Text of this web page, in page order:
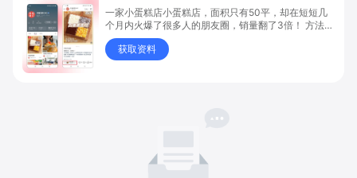
一家小蛋糕店小蛋糕店，面积只有50平，却在短短几
个月内火爆了很多人的朋友圈，销量翻了3倍！ 方法则
是——巧妙借助小红书的种草平台和闭环引流，实现从
“种草”到“成交”的完美闭环！ 👇
获取资料